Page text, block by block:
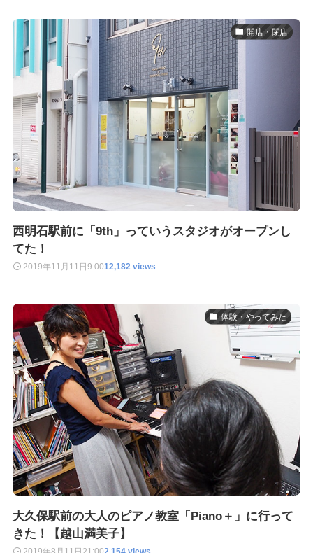
開店・閉店
西明石駅前に「9th」っていうスタジオがオープンし
てた！
2019年11月11日 9:0012,182 views
体験・やってみた
大久保駅前の大人のピアノ教室「Piano＋」に行って
きた！【越山満美子】